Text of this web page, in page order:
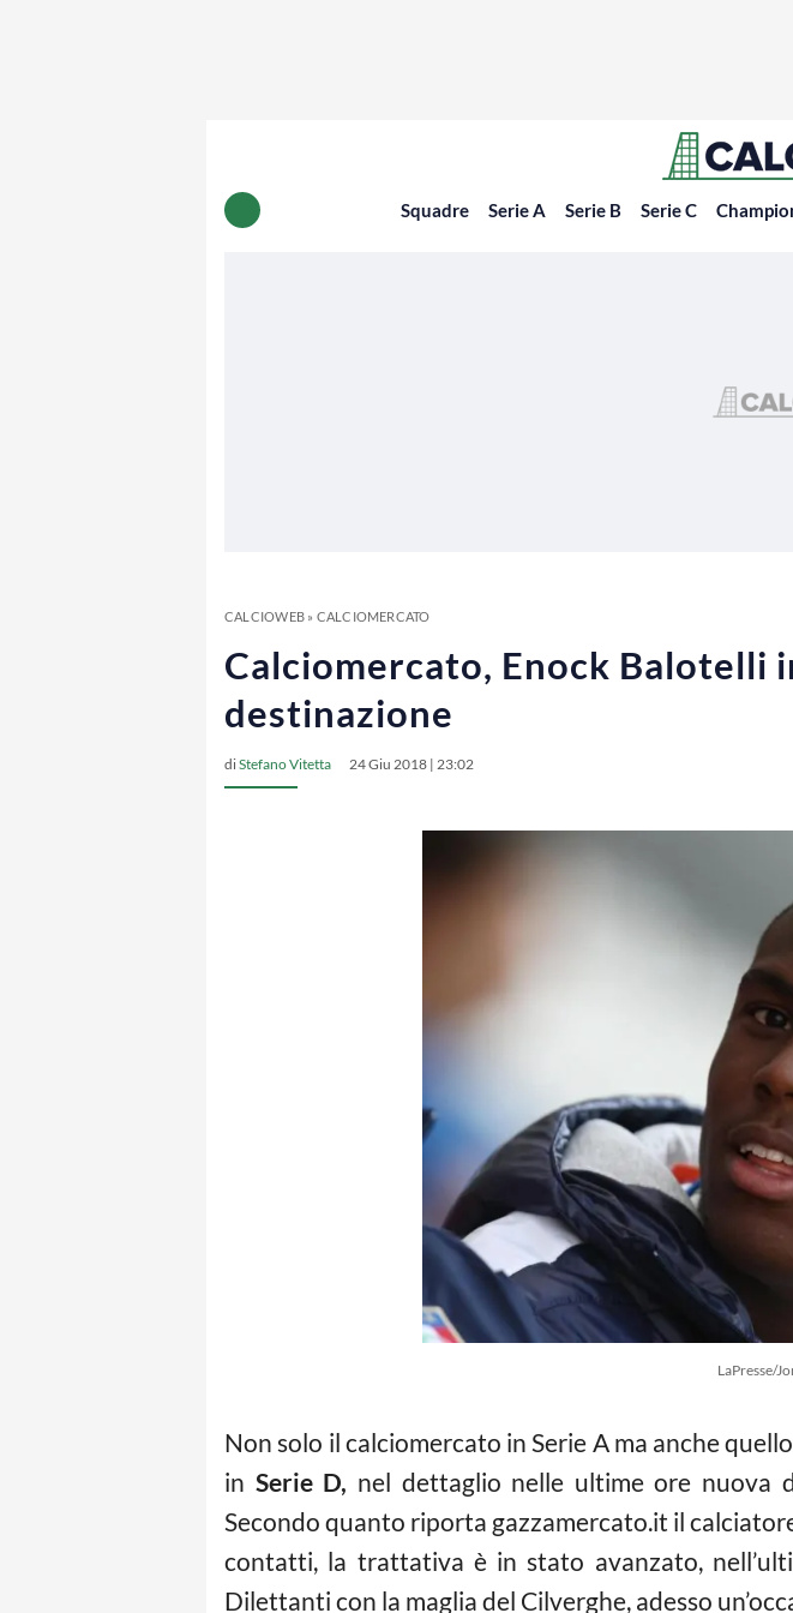
Squadre Serie A Serie B Serie C
CALCIOWEB» CALCIOMERCATO
Calciomercato, Enock Balotelli
destinazione
diStefano Vitetta 24 Giu 2018 | 23:02
LaPresse/
Non solo il calciomercato in Serie A ma anche
in Serie D, nel dettaglio nelle ultime ore nuova
Secondo quanto riporta gazzamercato.it il
contatti, la trattativa è in stato avanzato,
Dilettanti con la maglia del Cilverghe, adesso